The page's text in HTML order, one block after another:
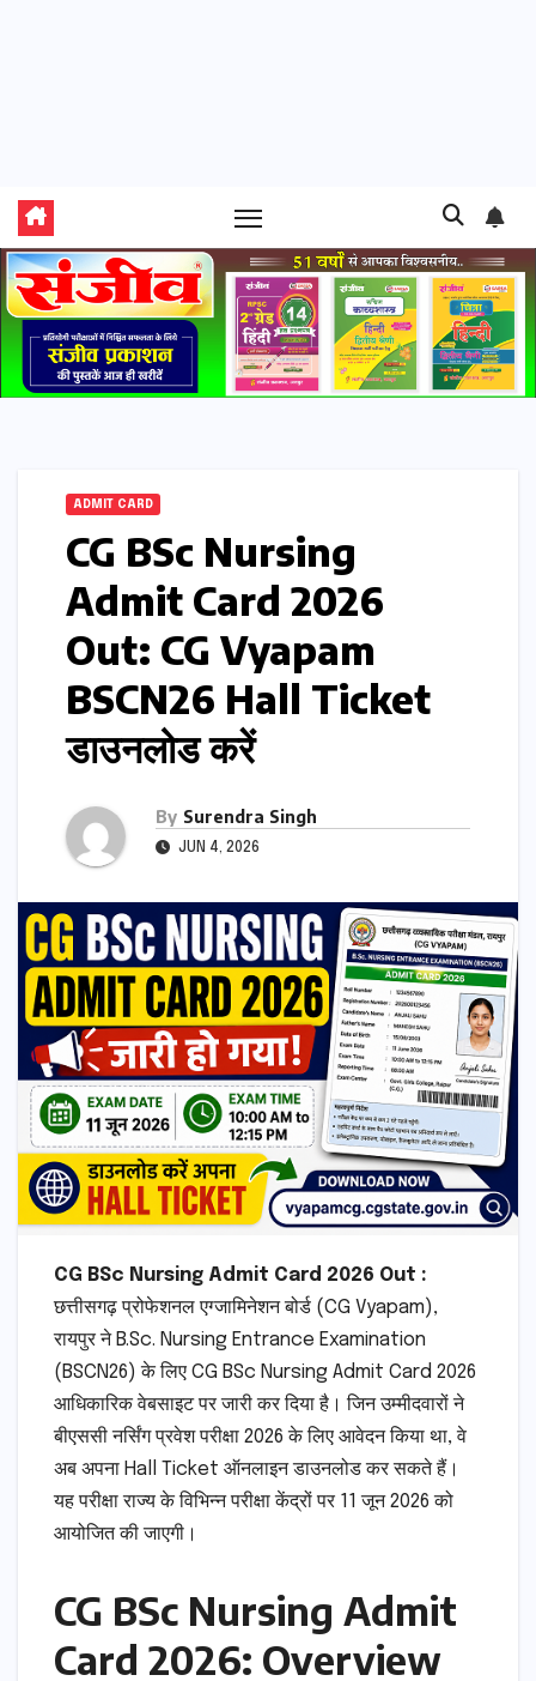
ADMIT CARD
CG BSc Nursing
Admit Card 2026
Out: CG Vyapam
BSCN26 Hall Ticket
डाउनलोड करें
By Surendra Singh
JUN 4, 2026
CG BSc Nursing Admit Card 2026 Out :
छत्तीसगढ़ प्रोफेशनल एग्जामिनेशन बोर्ड (CG Vyapam),
रायपुर ने B.Sc. Nursing Entrance Examination
(BSCN26) के लिए CG BSc Nursing Admit Card 2026
आधिकारिक वेबसाइट पर जारी कर दिया है। जिन उम्मीदवारों ने
बीएससी नर्सिंग प्रवेश परीक्षा 2026 के लिए आवेदन किया था, वे
अब अपना Hall Ticket ऑनलाइन डाउनलोड कर सकते हैं।
यह परीक्षा राज्य के विभिन्न परीक्षा केंद्रों पर 11 जून 2026 को
आयोजित की जाएगी।
CG BSc Nursing Admit
Card 2026: Overview